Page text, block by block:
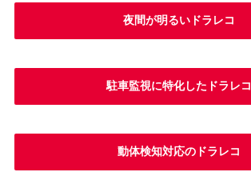
夜間が明るいドラレコ
駐車監視に特化したドラレコ
動体検知対応のドラレコ